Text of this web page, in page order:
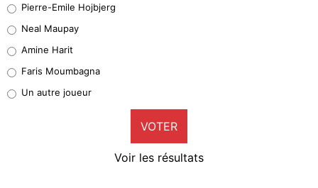
4%
1%
9%
Pierre-Emile Hojbjerg
Neal Maupay
Amine Harit
Faris Moumbagna
Un autre joueur
VOTER
Voir les résultats